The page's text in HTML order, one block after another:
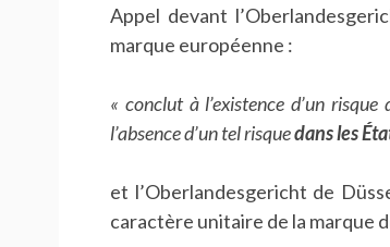
Appel devant
marque européenne :
« conclut à l’existence d’un risque
l’absence d’un tel risquedans les
et l’Oberlandesgericht de
caractère unitaire de la marque